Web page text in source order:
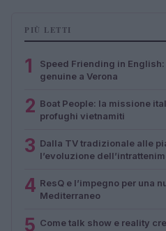
PIÙ LETTI
1
Speed Friending in
genuine a Verona
2 Boat People: la missione
profughi vietnamiti
3 Dalla TV tradizionale alle
l’evoluzione
4 ResQ e l’impegno per una
Mediterraneo
5 Come talk show e reality